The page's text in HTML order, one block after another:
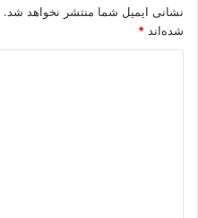
نشانی ایمیل شما منتشر نخواهد شد.
شده‌اند *